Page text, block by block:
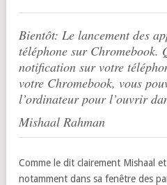
Bientôt: Le lancement des
téléphone sur Chromebook.
notification sur votre
votre Chromebook, vous
l’ordinateur pour l’ouvrir
Mishaal Rahman
Comme le dit clairement Mishaal
notamment dans sa fenêtre des